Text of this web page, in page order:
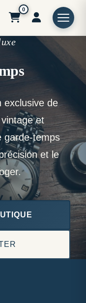
0
exclusive de
et
garde-temps
et le